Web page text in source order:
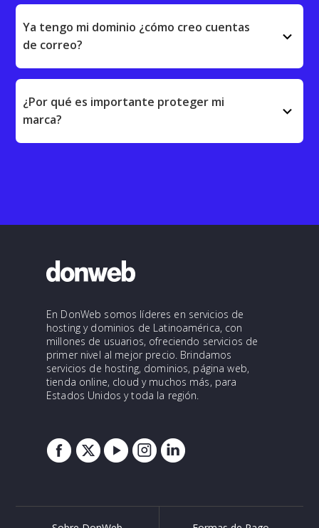
Ya tengo mi dominio ¿cómo creo cuentas
de correo?
keyboard_arrow_down
¿Por qué es importante proteger mi
marca?
keyboard_arrow_down
En DonWeb somos líderes en servicios de
hosting y dominios de Latinoamérica, con
millones de usuarios, ofreciendo servicios de
primer nivel al mejor precio. Brindamos
servicios de hosting, dominios, página web,
tienda online, cloud y muchos más, para
Estados Unidos y toda la región.